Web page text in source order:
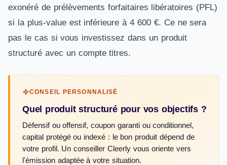
exonéré de prélèvements forfaitaires libératoires (PFL)
si la plus-value est inférieure à 4 600 €. Ce ne sera
pas le cas si vous investissez dans un produit
structuré avec un compte titres.
CONSEIL PERSONNALISÉ
Quel produit structuré pour vos objectifs ?
Défensif ou offensif, coupon garanti ou conditionnel,
capital protégé ou indexé : le bon produit dépend de
votre profil. Un conseiller Cleerly vous oriente vers
l'émission adaptée à votre situation.